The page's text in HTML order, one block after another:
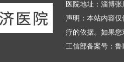
医院地址：淄博
声明：本站内容
疗的依据。如果您
工信部备案号： 鲁